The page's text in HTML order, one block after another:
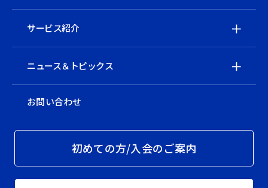
サービス紹介
ニュース＆トピックス
お問い合わせ
初めての方/入会のご案内